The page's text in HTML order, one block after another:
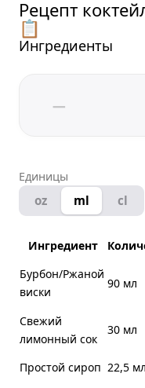
Рецепт
📋
Ингредиенты
−
Единицы
oz ml cl
Ингредиент
Бурбон/Ржаной
виски
90 мл
Свежий
лимонный сок
30 мл
Простой сироп 22,5 мл